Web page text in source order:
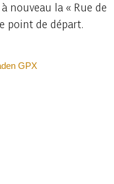
nouveau la « Rue de
point de départ.
GPX